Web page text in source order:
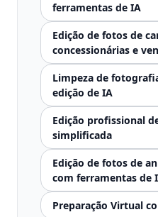
ferramentas de IA
Edição de fotos de
concessionárias e
Limpeza de
edição de IA
Edição profissional
simplificada
Edição de fotos de
com ferramentas de
Preparação Virtual